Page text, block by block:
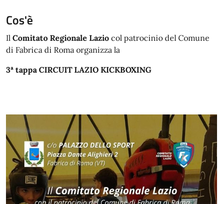
Cos'è
Il Comitato Regionale Lazio col patrocinio del Comune
di Fabrica di Roma organizza la
3ª tappa CIRCUIT LAZIO KICKBOXING